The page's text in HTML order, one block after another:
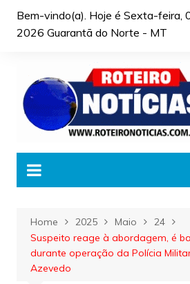
Bem-vindo(a). Hoje é Sexta-feira,
2026 Guarantã do Norte - MT
Home 2025 Maio
24
Suspeito reage à abordagem, é
durante operação da Polícia
Azevedo